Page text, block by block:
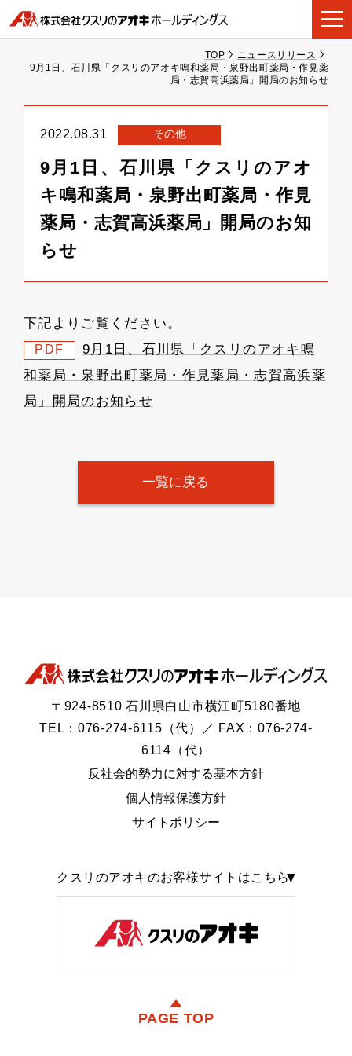
TOP
ニュースリリース
9月1日、石川県「クスリのアオキ鳴和薬局・泉野出町薬局・作見薬
局・志賀高浜薬局」開局のお知らせ
2022.08.31 その他
9月1日、石川県「クスリのアオ
キ鳴和薬局・泉野出町薬局・作見
薬局・志賀高浜薬局」開局のお知
らせ
下記よりご覧ください。
PDF
9月1日、石川県「クスリのアオキ鳴
和薬局・泉野出町薬局・作見薬局・志賀高浜薬
局」開局のお知らせ
一覧に戻る
〒924-8510 石川県白山市横江町5180番地
TEL：076-274-6115（代）／ FAX：076-274-
6114（代）
反社会的勢力に対する基本方針
個人情報保護方針
サイトポリシー
クスリのアオキのお客様サイトはこちら
PAGE TOP